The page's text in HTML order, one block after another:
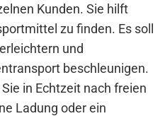
Kunden. Sie hilft
zu finden. Es soll
und
beschleunigen.
in Echtzeit nach freien
Ladung oder ein